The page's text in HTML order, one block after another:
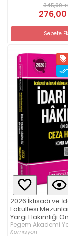
345,00
276,00
Sepete
2026 İktisadi ve
Fakültesi
Yargı Hakimliği Ön
Ceza Hukuku Konu
Pegem Akademi
Komisyon